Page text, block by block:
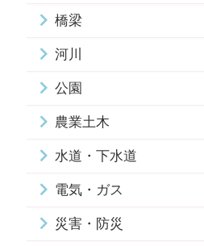
橋梁
河川
公園
農業土木
水道・下水道
電気・ガス
災害・防災